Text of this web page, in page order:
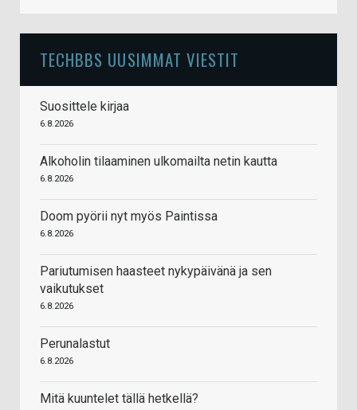
TECHBBS UUSIMMAT VIESTIT
Suosittele kirjaa
6.8.2026
Alkoholin tilaaminen ulkomailta netin kautta
6.8.2026
Doom pyörii nyt myös Paintissa
6.8.2026
Pariutumisen haasteet nykypäivänä ja sen
vaikutukset
6.8.2026
Perunalastut
6.8.2026
Mitä kuuntelet tällä hetkellä?